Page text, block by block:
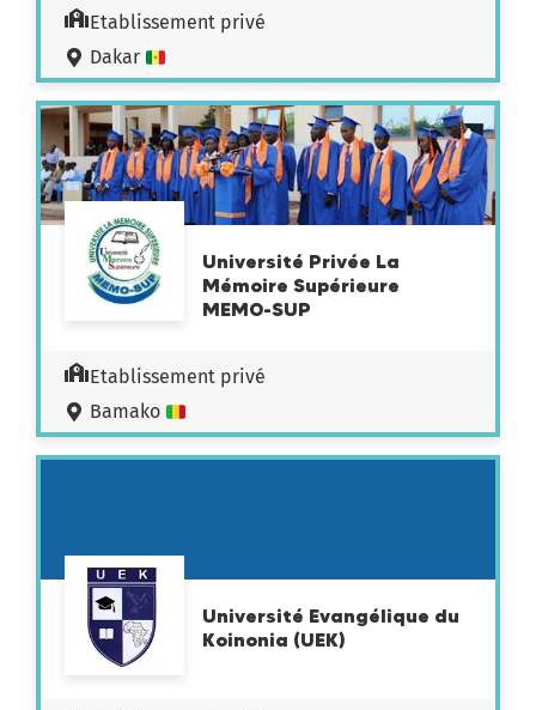
Etablissement privé
Dakar
Université Privée La
Mémoire Supérieure
MEMO-SUP
Etablissement privé
Bamako
Université Evangélique du
Koinonia (UEK)